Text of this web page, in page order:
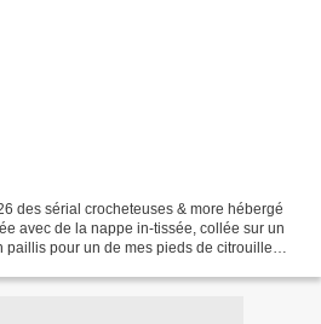
des sérial crocheteuses & more hébergé
avec de la nappe in-tissée, collée sur un
paillis pour un de mes pieds de citrouille